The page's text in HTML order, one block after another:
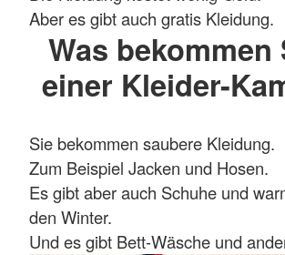
Aber es gibt auch gratis Kleidung.
Was bekommen
einer Kleider-
Sie bekommen saubere Kleidung.
Zum Beispiel Jacken und Hosen.
Es gibt aber auch Schuhe und
den Winter.
Und es gibt Bett-Wäsche und